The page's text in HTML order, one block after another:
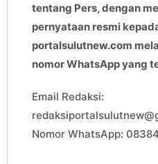
tentang Pers, dengan
pernyataan resmi
portalsulutnew.com
nomor WhatsApp yang
Email Redaksi:
Nomor WhatsApp: